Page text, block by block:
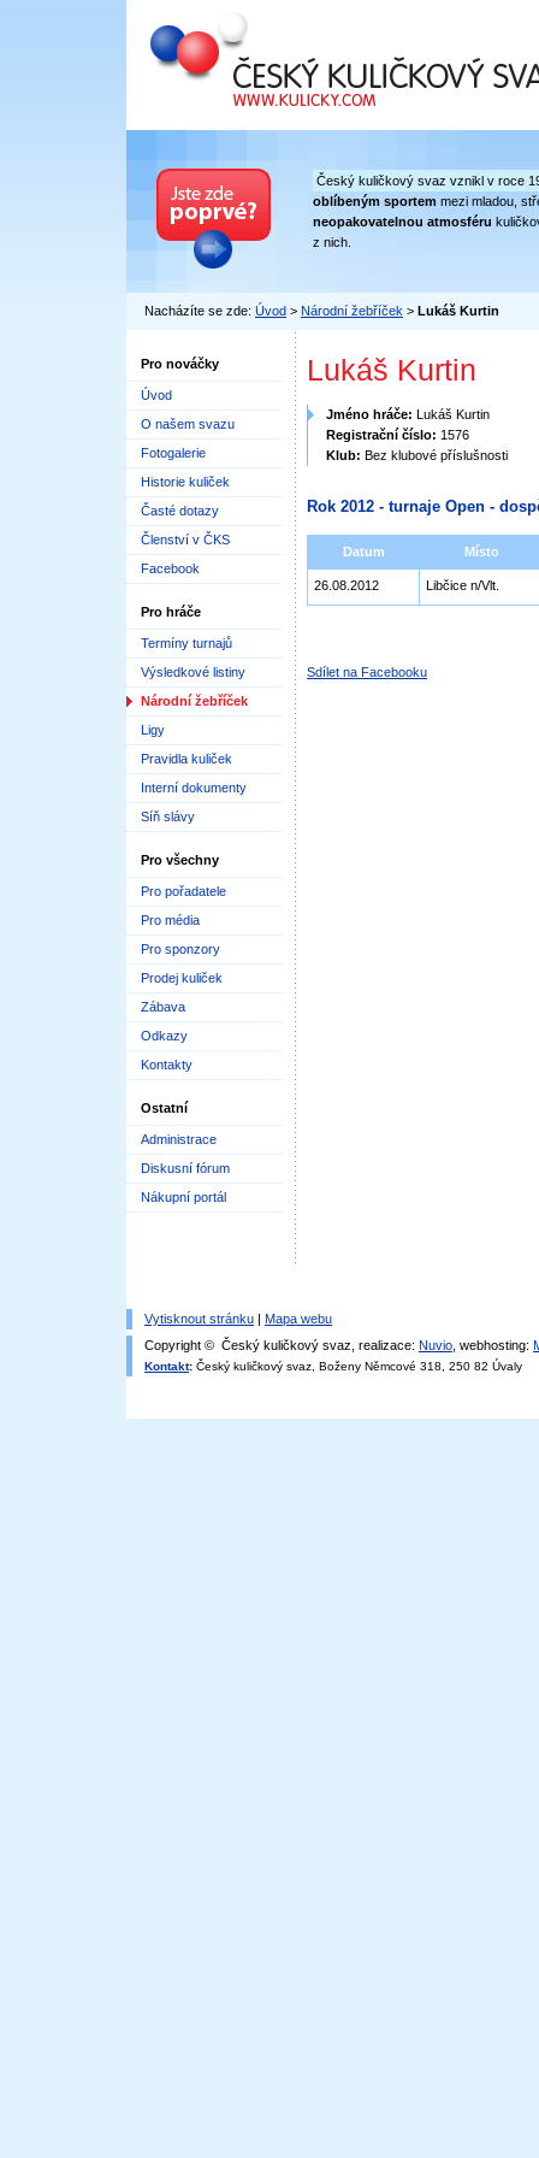
Český kuličkový svaz
Český kuličkový svaz vznikl v roce
oblíbeným sportem mezi mladou,
neopakovatelnou atmosféru
z nich.
Nacházíte se zde: Úvod > Národní žebříček > Lukáš Kurtin
Pro nováčky
Úvod
O našem svazu
Fotogalerie
Historie kuliček
Časté dotazy
Členství v ČKS
Facebook
Pro hráče
Termíny turnajů
Výsledkové listiny
Národní žebříček
Ligy
Pravidla kuliček
Interní dokumenty
Síň slávy
Pro všechny
Pro pořadatele
Pro média
Pro sponzory
Prodej kuliček
Zábava
Odkazy
Kontakty
Ostatní
Administrace
Diskusní fórum
Nákupní portál
Lukáš Kurtin
Jméno hráče: Lukáš Kurtin
Registrační číslo: 1576
Klub: Bez klubové příslušnosti
Rok 2012 - turnaje Open -
Datum Místo
26.08.2012 Libčice n/Vlt.
Sdílet na Facebooku
Vytisknout stránku | Mapa webu
Copyright © Český kuličkový svaz, realizace: Nuvio , webhosting:
Kontakt: Český kuličkový svaz, Boženy Němcové 318, 250 82 Úvaly